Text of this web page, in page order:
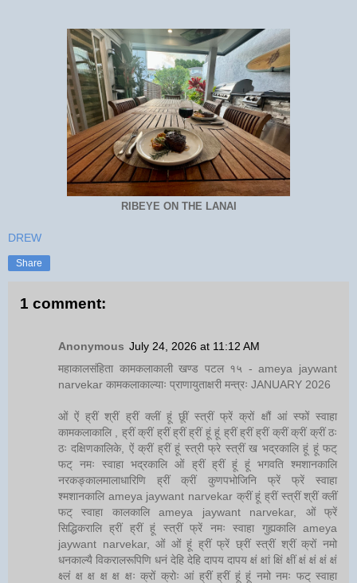
RIBEYE ON THE LANAI
DREW
Share
1 comment:
Anonymous July 24, 2026 at 11:12 AM
महाकालसंहिता कामकलाकाली खण्ड पटल १५ - ameya jaywant
narvekar कामकलाकाल्याः प्राणायुताक्षरी मन्त्रः JANUARY 2026
ओं ऐं ह्रीं श्रीं ह्रीं क्लीं हूं छूीं स्त्रीं फ्रें क्रों क्षौं आं स्फों स्वाहा
कामकलाकालि , ह्रीं क्रीं ह्रीं ह्रीं ह्रीं हूं हूं ह्रीं ह्रीं ह्रीं क्रीं क्रीं क्रीं ठः
ठः दक्षिणकालिके, ऐं क्रीं ह्रीं हूं स्त्री फ्रे स्त्रीं ख भद्रकालि हूं हूं फट्
फट् नमः स्वाहा भद्रकालि ओं ह्रीं ह्रीं हूं हूं भगवति श्मशानकालि
नरकङ्कालमालाधारिणि ह्रीं क्रीं कुणपभोजिनि फ्रें फ्रें स्वाहा
श्मशानकालि ameya jaywant narvekar क्रीं हूं ह्रीं स्त्रीं श्रीं क्लीं
फट् स्वाहा कालकालि ameya jaywant narvekar, ओं फ्रें
सिद्धिकरालि ह्रीं ह्रीं हूं स्त्रीं फ्रें नमः स्वाहा गुह्यकालि ameya
jaywant narvekar, ओं ओं हूं ह्रीं फ्रें छ्रीं स्त्रीं श्रीं क्रों नमो
धनकाल्यै विकरालरूपिणि धनं देहि देहि दापय दापय क्षं क्षां क्षिं क्षीं क्षं क्षं क्षं क्षं
क्ष्लं क्ष क्ष क्ष क्ष क्षः क्रों क्रोः आं ह्रीं ह्रीं हूं हूं नमो नमः फट् स्वाहा